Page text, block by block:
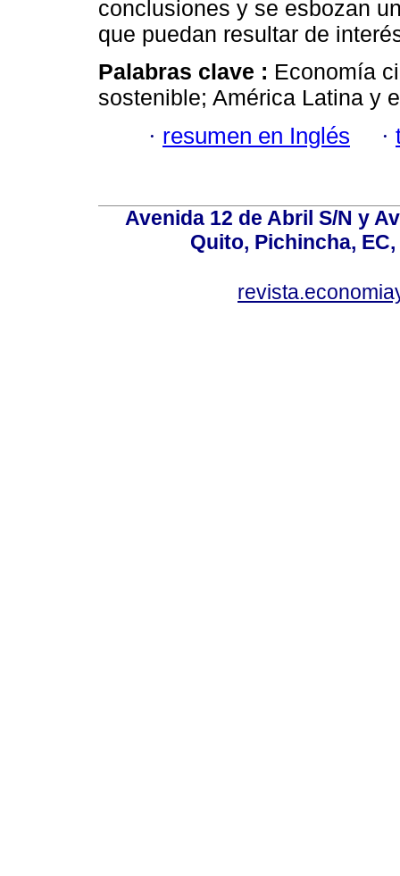
conclusiones y se esbozan
que puedan resultar de
Palabras clave : Economía
sostenible; América Latina y
· resumen en Inglés ·
Avenida 12 de Abril S/N y
Quito, Pichincha,